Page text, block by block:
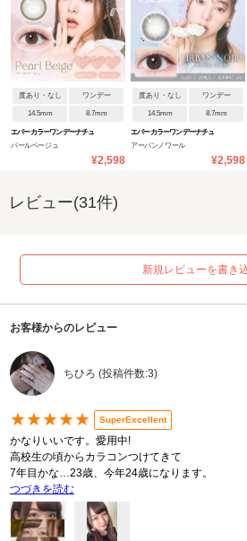
度あり・なし ワンデー
14.5mm 8.7mm
エバーカラーワンデーナチュ
パールベージュ
¥2,598
度あり・なし ワンデー
14.5mm 8.7mm
エバーカラーワンデーナチュ
アーバンノワール
¥2,598
レビュー(31件)
新規レビューを書き
お客様からのレビュー
ちひろ (投稿件数:3)
★★★★★ SuperExcellent
かなりいいです。愛用中!
高校生の頃からカラコンつけてきて
7年目かな…23歳、今年24歳になります。
つづきを読む